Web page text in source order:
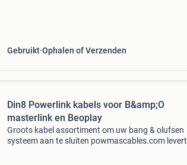
Gebruikt Ophalen of Verzenden
Din8 Powerlink kabels voor B&amp;O
masterlink en Beoplay
Groots kabel assortiment om uw bang & olufsen
systeem aan te sluiten powmascables.com levert